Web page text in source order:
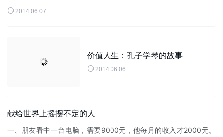
你会存在多久?一个觉悟了的人，他给自己取名为呼吸。呼吸非呼
吸，是名为呼吸。呼吸是...
 2014.06.07
价值人生：孔子学琴的故事

一、朋友看中一台电脑，需要9000元，他每月的收入才2000元。
老婆对他说，你疯了，你买了就离婚。他问我怎么办。我说：“你配